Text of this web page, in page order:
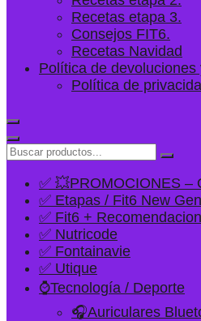
Recetas etapa 3.
Consejos FIT6.
Recetas Navidad
Política de devoluciones
Política de
✅ 💥PROMOCIONES –
✅ Etapas / Fit6 New
✅ Fit6 +
✅ Nutricode
✅ Fontainavie
✅ Utique
⌚Tecnología / Deporte
🎧Auriculares